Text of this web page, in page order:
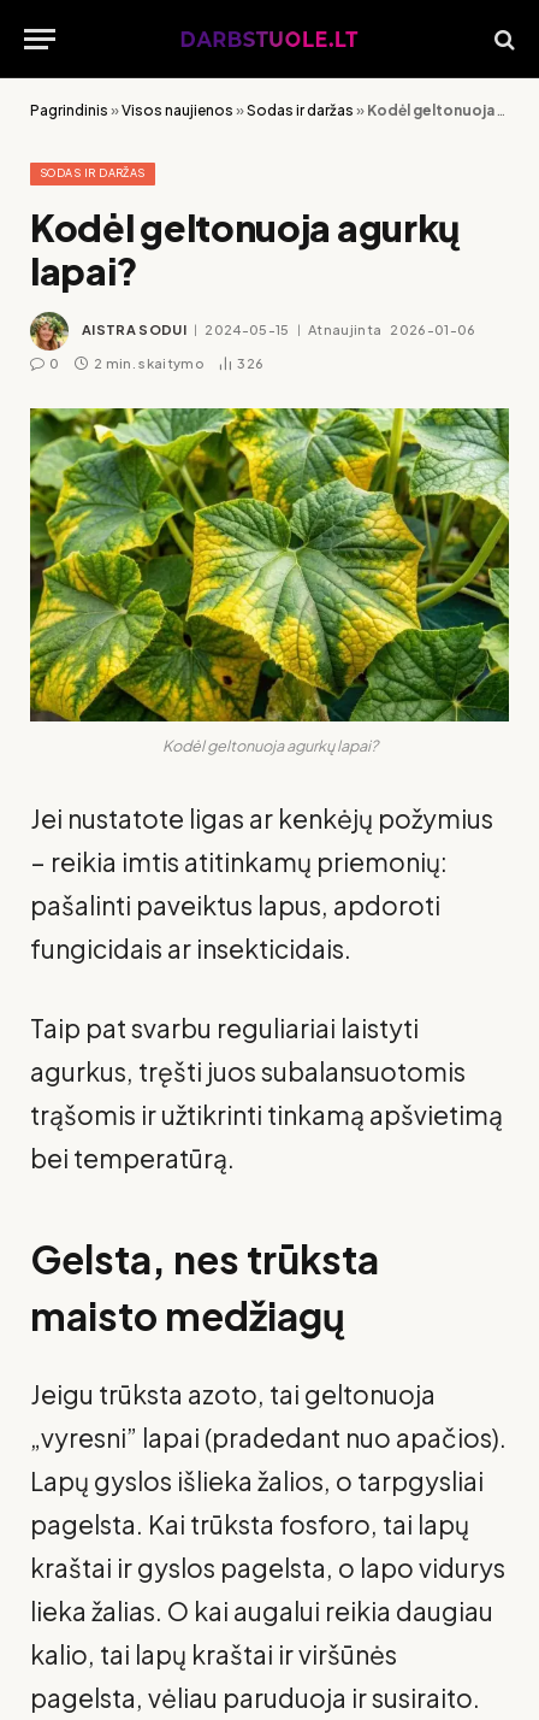
Pagrindinis »Visos naujienos »Sodas ir daržas » Kodėl geltonuoja agurkų lapai?
SODAS IR DARŽAS
Kodėl geltonuoja agurkų
lapai?
AISTRA SODUI 2024-05-15 Atnaujinta 2026-01-06
0 2 min. skaitymo 326
Kodėl geltonuoja agurkų lapai?
Jei nustatote ligas ar kenkėjų požymius
– reikia imtis atitinkamų priemonių:
pašalinti paveiktus lapus, apdoroti
fungicidais ar insekticidais.
Taip pat svarbu reguliariai laistyti
agurkus, tręšti juos subalansuotomis
trąšomis ir užtikrinti tinkamą apšvietimą
bei temperatūrą.
Gelsta, nes trūksta
maisto medžiagų
Jeigu trūksta azoto, tai geltonuoja
„vyresni” lapai (pradedant nuo apačios).
Lapų gyslos išlieka žalios, o tarpgysliai
pagelsta. Kai trūksta fosforo, tai lapų
kraštai ir gyslos pagelsta, o lapo vidurys
lieka žalias. O kai augalui reikia daugiau
kalio, tai lapų kraštai ir viršūnės
pagelsta, vėliau paruduoja ir susiraito.